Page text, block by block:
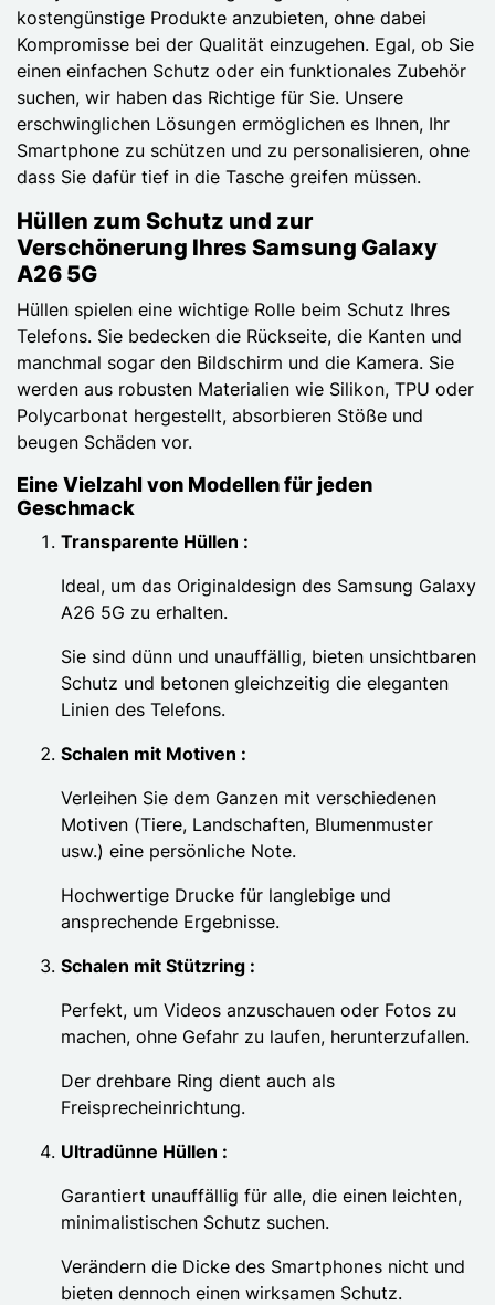
kostengünstige Produkte anzubieten, ohne dabei
Kompromisse bei der Qualität einzugehen. Egal, ob Sie
einen einfachen Schutz oder ein funktionales Zubehör
suchen, wir haben das Richtige für Sie. Unsere
erschwinglichen Lösungen ermöglichen es Ihnen, Ihr
Smartphone zu schützen und zu personalisieren, ohne
dass Sie dafür tief in die Tasche greifen müssen.
Hüllen zum Schutz und zur
Verschönerung Ihres Samsung Galaxy
A26 5G
Hüllen spielen eine wichtige Rolle beim Schutz Ihres
Telefons. Sie bedecken die Rückseite, die Kanten und
manchmal sogar den Bildschirm und die Kamera. Sie
werden aus robusten Materialien wie Silikon, TPU oder
Polycarbonat hergestellt, absorbieren Stöße und
beugen Schäden vor.
Eine Vielzahl von Modellen für jeden
Geschmack
Transparente Hüllen :
Ideal, um das Originaldesign des Samsung Galaxy
A26 5G zu erhalten.
Sie sind dünn und unauffällig, bieten unsichtbaren
Schutz und betonen gleichzeitig die eleganten
Linien des Telefons.
Schalen mit Motiven :
Verleihen Sie dem Ganzen mit verschiedenen
Motiven (Tiere, Landschaften, Blumenmuster
usw.) eine persönliche Note.
Hochwertige Drucke für langlebige und
ansprechende Ergebnisse.
Schalen mit Stützring :
Perfekt, um Videos anzuschauen oder Fotos zu
machen, ohne Gefahr zu laufen, herunterzufallen.
Der drehbare Ring dient auch als
Freisprecheinrichtung.
Ultradünne Hüllen :
Garantiert unauffällig für alle, die einen leichten,
minimalistischen Schutz suchen.
Verändern die Dicke des Smartphones nicht und
bieten dennoch einen wirksamen Schutz.